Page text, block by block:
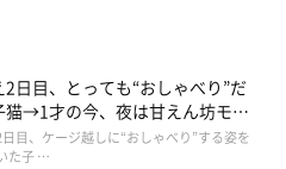
2日目、とっても“おしゃべり”だ
猫→1才の今、夜は甘えん坊モー
るコに成長！
目、ケージ越しに“おしゃべり”する姿を
た子 …